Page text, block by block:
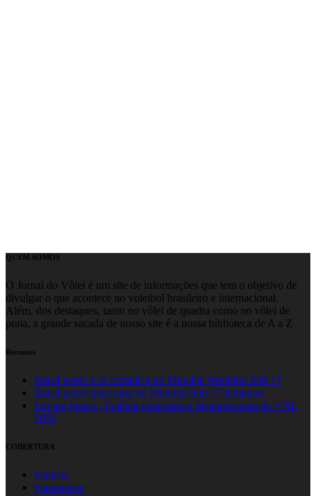
QUEM SOMOS
O Jornal do Vôlei é um site de informações que tem o objetivo de
divulgar o que acontece no voleibol brasileiro e internacional.
Além, dos destaques, tanto no vôlei de quadra como no vôlei de
praia, a grande sacada de nosso site é a nossa biblioteca de A a Z
Recentes
Brasil perde e se complica no Mundial feminino Sub 17
Brasil perde mais uma no Mundial Sub 17 feminino
Em um jogaço, Polônia conquista o tricampeonato da VNL
2026
COBERTURA
Paulista
Paranaense